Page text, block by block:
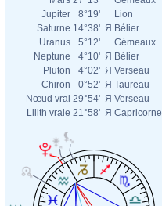
Jupiter
8°19'
Lion
Saturne 14°38' Я Bélier
Uranus
5°12'
Gémeaux
Neptune
4°10' Я Bélier
Pluton
4°02' Я Verseau
Chiron
0°52' Я Taureau
Nœud vrai 29°54' Я Verseau
Lilith vraie 21°58' Я Capricorne